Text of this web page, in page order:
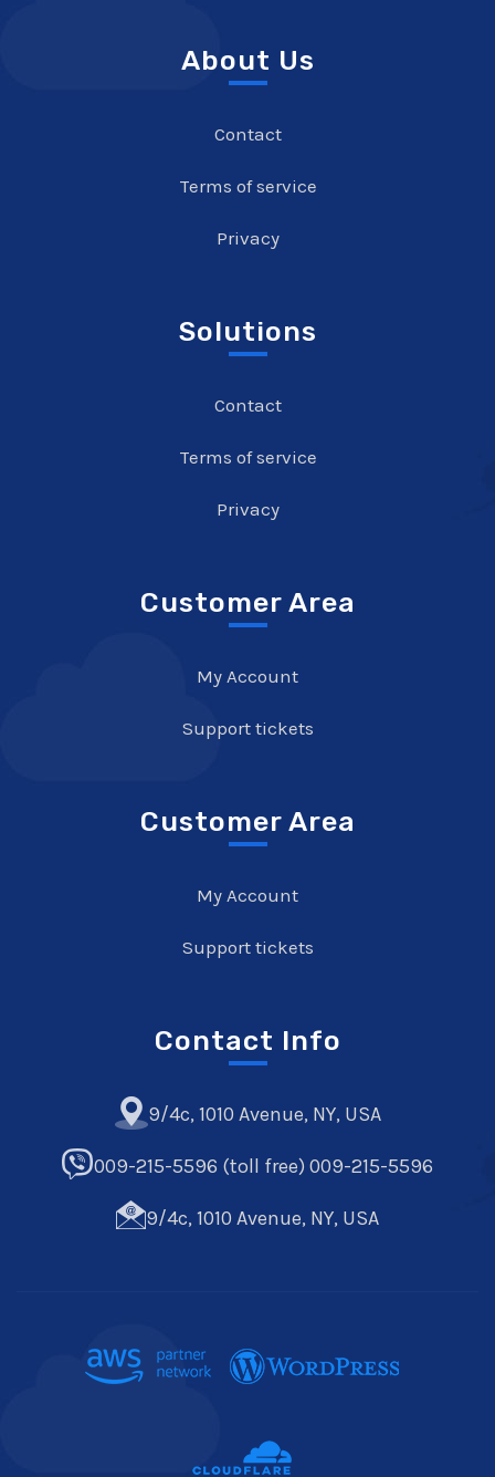
About Us
Contact
Terms of service
Privacy
Solutions
Contact
Terms of service
Privacy
Customer Area
My Account
Support tickets
Customer Area
My Account
Support tickets
Contact Info
9/4c, 1010 Avenue, NY, USA
009-215-5596 (toll free) 009-215-5596
9/4c, 1010 Avenue, NY, USA